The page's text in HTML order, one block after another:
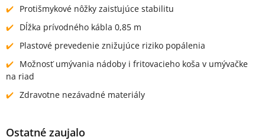
Protišmykové nôžky zaisťujúce stabilitu
Dĺžka prívodného kábla 0,85 m
Plastové prevedenie znižujúce riziko popálenia
Možnosť umývania nádoby i fritovacieho koša v umývačke
na riad
Zdravotne nezávadné materiály
Ostatné zaujalo